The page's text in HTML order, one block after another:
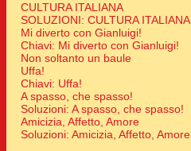
CULTURA ITALIANA
SOLUZIONI: CULTURA ITALIANA
Mi diverto con Gianluigi!
Chiavi: Mi diverto con Gianluigi!
Non soltanto un baule
Uffa!
Chiavi: Uffa!
A spasso, che spasso!
Soluzioni: A spasso, che spasso!
Amicizia, Affetto, Amore
Soluzioni: Amicizia, Affetto, Amore